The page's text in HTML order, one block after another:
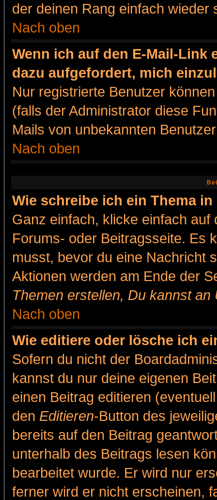
der deinen Rang einfach wieder
Nach oben
Wenn ich auf den E-Mail-Link
dazu aufgefordert, mich
Nur registrierte Benutzer
(falls der Administrator diese
Mails von unbekannten
Nach oben
Wie schreibe ich ein Thema
Ganz einfach, klicke einfach
Forums- oder Beitragsseite. Es
musst, bevor du eine Nachricht
Aktionen werden am Ende der
Themen erstellen, Du kannst
Nach oben
Wie editiere oder lösche ich
Sofern du nicht der
kannst du nur deine eigenen
einen Beitrag editieren
den Editieren-Button des
bereits auf den Beitrag
unterhalb des Beitrags lesen
bearbeitet wurde. Er wird nur
ferner wird er nicht erscheinen,